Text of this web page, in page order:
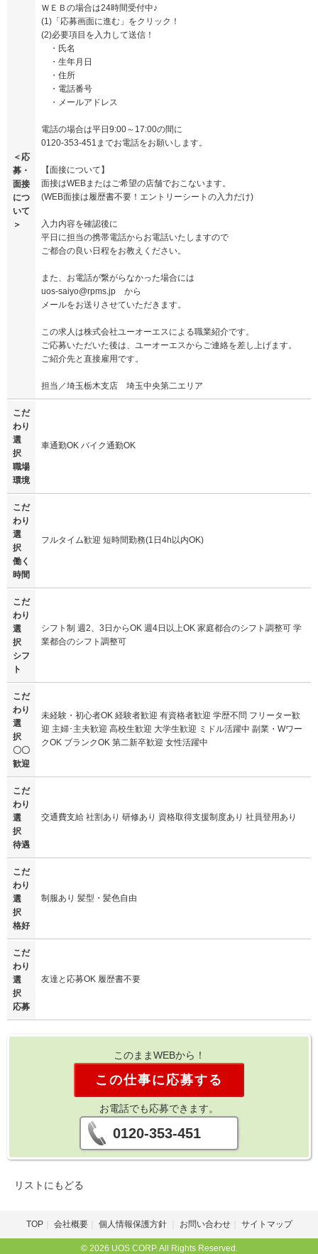
＜応
募・
面接
につ
いて
＞
ＷＥＢの場合は24時間受付中♪
(1)「応募画面に進む」をクリック！
(2)必要項目を入力して送信！
・氏名
・生年月日
・住所
・電話番号
・メールアドレス
電話の場合は平日9:00～17:00の間に
0120-353-451までお電話をお願いします。
【面接について】
面接はWEBまたはご希望の店舗でおこないます。
(WEB面接は履歴書不要！エントリーシートの入力だけ)
入力内容を確認後に
平日に担当の携帯電話からお電話いたしますので
ご都合の良い日程をお教えください。
また、お電話が繋がらなかった場合には
uos-saiyo@rpms.jp から
メールをお送りさせていただきます。
この求人は株式会社ユーオーエスによる職業紹介です。
ご応募いただいた後は、ユーオーエスからご連絡を差し上げます。
ご紹介先と直接雇用です。
担当／埼玉栃木支店 埼玉中央第二エリア
こだ
わり
選
択
職場
環境
車通勤OK バイク通勤OK
こだ
わり
選
択
働く
時間
フルタイム歓迎 短時間勤務(1日4h以内OK)
こだ
わり
選
択
シフ
ト
シフト制 週2、3日からOK 週4日以上OK 家庭都合のシフト調整可 学
業都合のシフト調整可
こだ
わり
選
択
〇〇
歓迎
未経験・初心者OK 経験者歓迎 有資格者歓迎 学歴不問 フリーター歓
迎 主婦･主夫歓迎 高校生歓迎 大学生歓迎 ミドル活躍中 副業・Wワー
クOK ブランクOK 第二新卒歓迎 女性活躍中
こだ
わり
選
択
待遇
交通費支給 社割あり 研修あり 資格取得支援制度あり 社員登用あり
こだ
わり
選
択
格好
制服あり 髪型・髪色自由
こだ
わり
選
択
応募
友達と応募OK 履歴書不要
このままWEBから！
この仕事に応募する
お電話でも応募できます。
0120-353-451
リストにもどる
TOP 会社概要 個人情報保護方針 お問い合わせ サイトマップ
© 2026 UOS CORP. All Rights Reserved.